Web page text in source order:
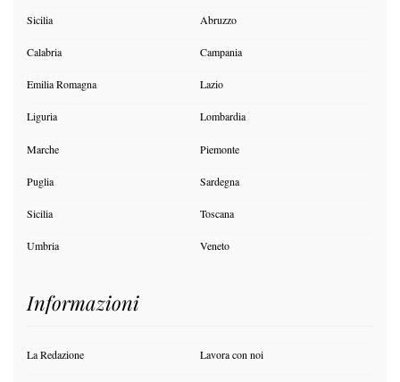
Sicilia Abruzzo
Calabria Campania
Emilia Romagna Lazio
Liguria Lombardia
Marche Piemonte
Puglia Sardegna
Sicilia Toscana
Umbria Veneto
Informazioni
La Redazione Lavora con noi